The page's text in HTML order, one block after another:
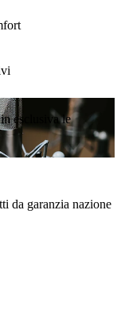
esclusiva le
da garanzia nazione